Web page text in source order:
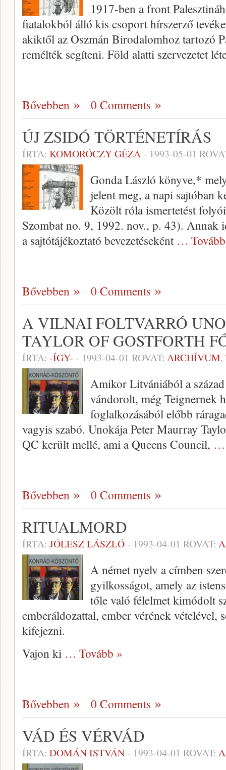
1917-ben a front
fiatalokból álló kis csoport hírszerző
akiktől az Oszmán Birodalomhoz tartozó
remélték segíteni. Föld alatti szervezetet
Bővebben 0 Comments
ÚJ ZSIDÓ TÖRTÉNETÍRÁS
ÍRTA: KOMORÓCZY GÉZA- 1993-05-01
Gonda László könyve,*
jelent meg, a napi sajtóban
Közölt róla ismertetést
Szombat no. 9, 1992. nov., p. 43). Annak
a sajtótájékoztató bevezetéseként …
Bővebben 0 Comments
A VILNAI FOLTVARRÓ
TAYLOR OF GOSTFORTH
ÍRTA: -ÍGY- - 1993-04-01 ROVAT: ARCHÍVUM,
Amikor Litvániából a
vándorolt, még Teignernek
foglalkozásából előbb
vagyis szabó. Unokája Peter Maurray
QC került mellé, ami a Queens Council, …
Bővebben 0 Comments
RITUALMORD
ÍRTA: JÓLESZ LÁSZLÓ- 1993-04-01 ROVAT:
A német nyelv a címben
gyilkosságot, amely az
tőle való félelmet kimódolt
emberáldozattal, ember vérének vételével,
kifejezni.
Vajon ki … Tovább »
Bővebben 0 Comments
VÁD ÉS VÉRVÁD
ÍRTA: DOMÁN ISTVÁN- 1993-04-01 ROVAT: